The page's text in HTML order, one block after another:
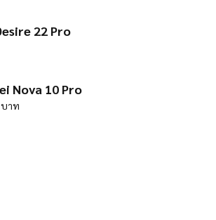
22 Pro
Nova 10 Pro
าท